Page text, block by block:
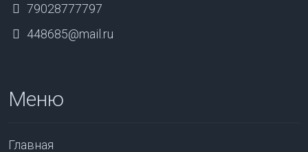
79028777797
448685@mail.ru
Меню
Главная